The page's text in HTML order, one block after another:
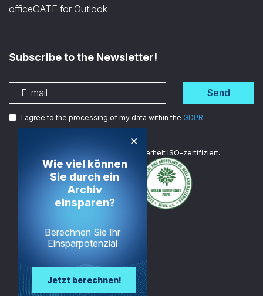
officeGATE for Outlook
Subscribe to the Newsletter!
Send
I agree to the processing of my data within the GDPR
Wir sind im Bereich Datensicherheit ISO-zertifiziert.
×
Wie viel können
Sie durch ein
Archiv
einsparen?
Berechnen Sie Ihr
Einsparpotenzial
Jetzt berechnen!